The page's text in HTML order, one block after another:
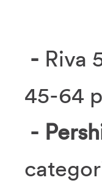
- Riva
45-64
-